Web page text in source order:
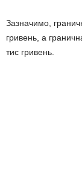
Зазначимо,
гривень, а
тис гривень.